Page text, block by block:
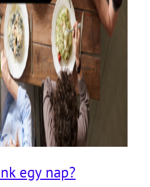
egy nap?